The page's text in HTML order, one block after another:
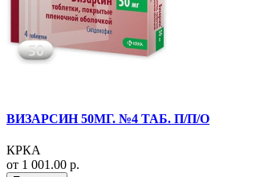
ВИЗАРСИН 50МГ. №4 ТАБ. П/П/О
КРКА
от 1 001.00 р.